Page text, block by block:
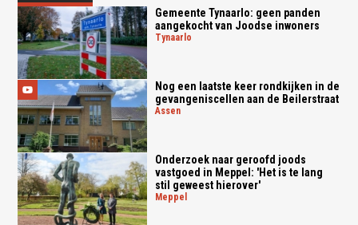
Gemeente Tynaarlo: geen panden
aangekocht van Joodse inwoners
tynaarlo
Nog een laatste keer rondkijken in de
gevangeniscellen aan de Beilerstraat
assen
Onderzoek naar geroofd joods
vastgoed in Meppel: 'Het is te lang
stil geweest hierover'
meppel